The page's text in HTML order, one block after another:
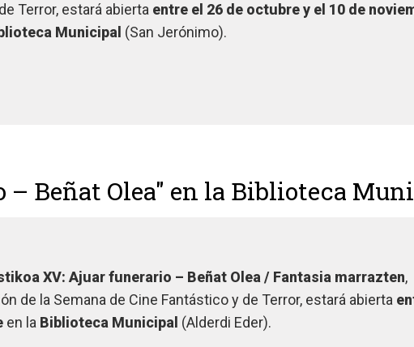
Terror, estará abierta entre el 26 de octubre y el 10 de
Municipal (San Jerónimo).
Beñat Olea" en la Biblioteca
XV: Ajuar funerario – Beñat Olea / Fantasia marrazten,
de la Semana de Cine Fantástico y de Terror, estará abierta
en la Biblioteca Municipal (Alderdi Eder).